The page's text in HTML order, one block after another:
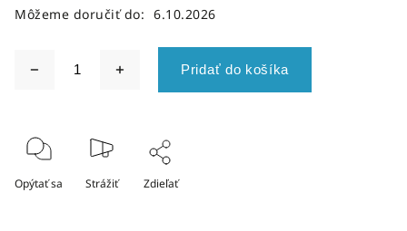
Môžeme doručiť do: 6.10.2026
Pridať do košíka
Opýtať sa Strážiť Zdieľať